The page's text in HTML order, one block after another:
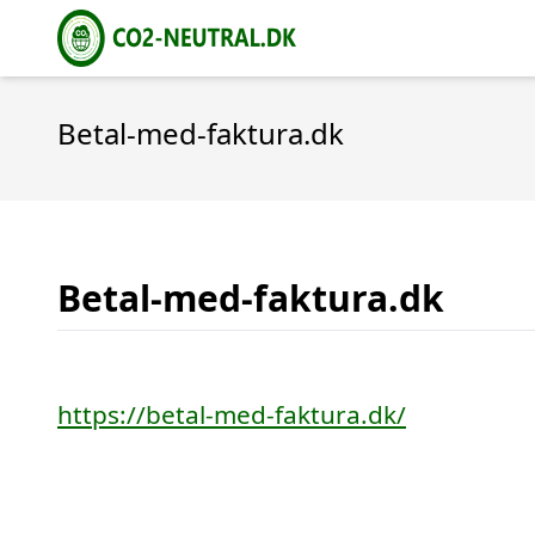
Betal-med-faktura.dk
Betal-med-faktura.dk
https://betal-med-faktura.dk/